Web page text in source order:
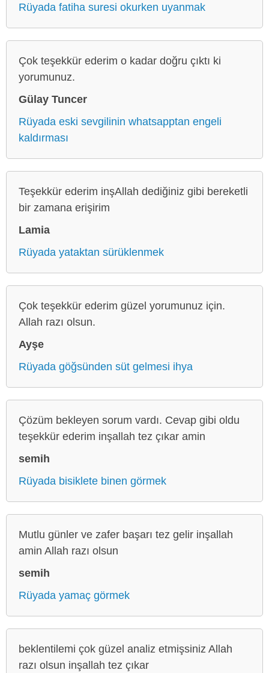
Rüyada fatiha suresi okurken uyanmak
Çok teşekkür ederim o kadar doğru çıktı ki
yorumunuz.
Gülay Tuncer
Rüyada eski sevgilinin whatsapptan engeli
kaldırması
Teşekkür ederim inşAllah dediğiniz gibi bereketli
bir zamana erişirim
Lamia
Rüyada yataktan sürüklenmek
Çok teşekkür ederim güzel yorumunuz için.
Allah razı olsun.
Ayşe
Rüyada göğsünden süt gelmesi ihya
Çözüm bekleyen sorum vardı. Cevap gibi oldu
teşekkür ederim inşallah tez çıkar amin
semih
Rüyada bisiklete binen görmek
Mutlu günler ve zafer başarı tez gelir inşallah
amin Allah razı olsun
semih
Rüyada yamaç görmek
beklentilemi çok güzel analiz etmişsiniz Allah
razı olsun inşallah tez çıkar